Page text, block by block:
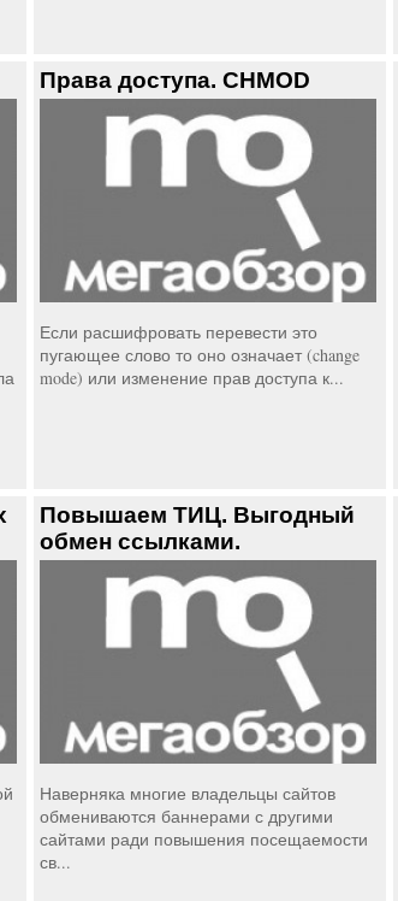
Права доступа. CHMOD
Если расшифровать перевести это
пугающее слово то оно означает (change
mode) или изменение прав доступа к...
Повышаем ТИЦ. Выгодный
обмен ссылками.
Наверняка многие владельцы сайтов
обмениваются баннерами с другими
сайтами ради повышения посещаемости
св...